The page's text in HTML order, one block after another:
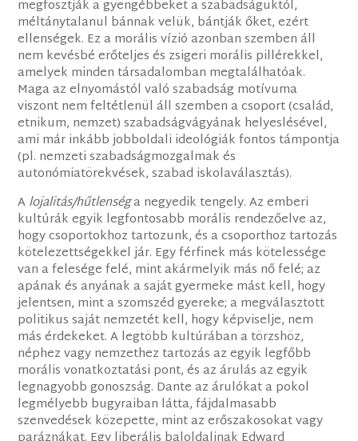
megfosztják a gyengébbeket a szabadságuktól,
méltánytalanul bánnak velük, bántják őket, ezért
ellenségek. Ez a morális vízió azonban szemben áll
nem kevésbé erőteljes és zsigeri morális pillérekkel,
amelyek minden társadalomban megtalálhatóak.
Maga az elnyomástól való szabadság motívuma
viszont nem feltétlenül áll szemben a csoport (család,
etnikum, nemzet) szabadságvágyának helyeslésével,
ami már inkább jobboldali ideológiák fontos támpontja
(pl. nemzeti szabadságmozgalmak és
autonómiatörekvések, szabad iskolaválasztás).
Alojalitás/hűtlenséga negyedik tengely. Az emberi
kultúrák egyik legfontosabb morális rendezőelve az,
hogy csoportokhoz tartozunk, és a csoporthoz tartozás
kötelezettségekkel jár. Egy férfinek más kötelessége
van a felesége felé, mint akármelyik más nő felé; az
apának és anyának a saját gyermeke mást kell, hogy
jelentsen, mint a szomszéd gyereke; a megválasztott
politikus saját nemzetét kell, hogy képviselje, nem
más érdekeket. A legtöbb kultúrában a törzshöz,
néphez vagy nemzethez tartozás az egyik legfőbb
morális vonatkoztatási pont, és az árulás az egyik
legnagyobb gonoszság. Dante az árulókat a pokol
legmélyebb bugyraiban látta, fájdalmasabb
szenvedések közepette, mint az erőszakosokat vagy